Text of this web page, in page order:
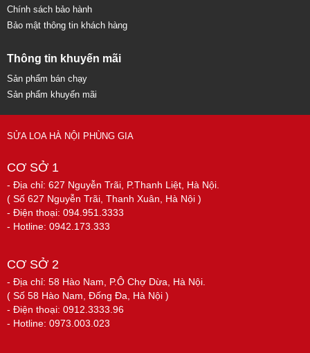
Chính sách bảo hành
Bảo mật thông tin khách hàng
Thông tin khuyến mãi
Sản phẩm bán chạy
Sản phẩm khuyến mãi
SỬA LOA HÀ NỘI PHÙNG GIA
CƠ SỞ 1
- Địa chỉ: 627 Nguyễn Trãi, P.Thanh Liệt, Hà Nội.
( Số 627 Nguyễn Trãi, Thanh Xuân, Hà Nội )
- Điện thoại: 094.951.3333
- Hotline: 0942.173.333
CƠ SỞ 2
- Địa chỉ: 58 Hào Nam, P.Ô Chợ Dừa, Hà Nội.
( Số 58 Hào Nam, Đống Đa, Hà Nội )
- Điện thoại: 0912.3333.96
- Hotline: 0973.003.023